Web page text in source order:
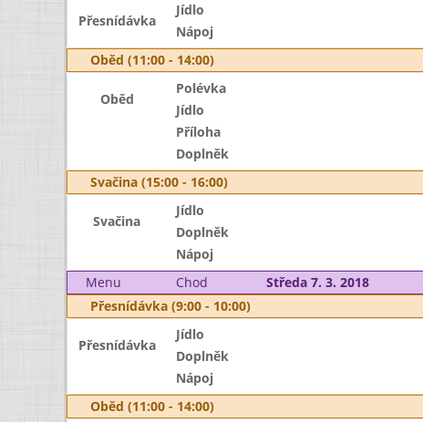
Přesnídávka
Jídlo
Nápoj
Oběd (11:00 - 14:00)
Oběd
Polévka
Jídlo
Příloha
Doplněk
Svačina (15:00 - 16:00)
Svačina
Jídlo
Doplněk
Nápoj
Menu
Chod Středa 7. 3. 2018
Přesnídávka (9:00 - 10:00)
Přesnídávka
Jídlo
Doplněk
Nápoj
Oběd (11:00 - 14:00)